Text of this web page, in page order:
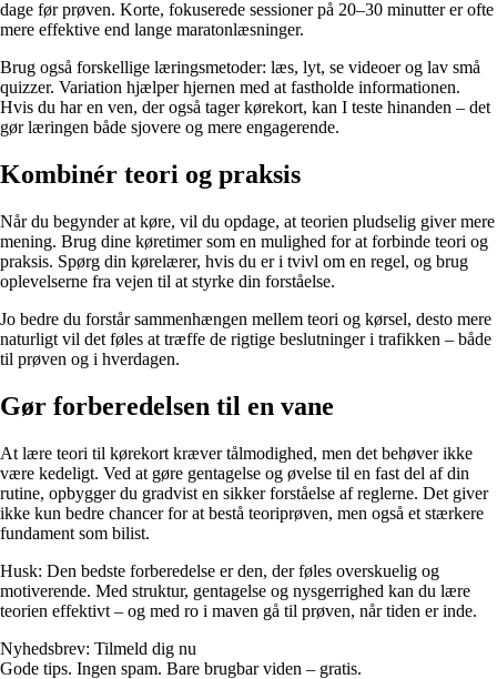
dage før prøven. Korte, fokuserede sessioner på 20–30 minutter er ofte
mere effektive end lange maratonlæsninger.
Brug også forskellige læringsmetoder: læs, lyt, se videoer og lav små
quizzer. Variation hjælper hjernen med at fastholde informationen.
Hvis du har en ven, der også tager kørekort, kan I teste hinanden – det
gør læringen både sjovere og mere engagerende.
Kombinér teori og praksis
Når du begynder at køre, vil du opdage, at teorien pludselig giver mere
mening. Brug dine køretimer som en mulighed for at forbinde teori og
praksis. Spørg din kørelærer, hvis du er i tvivl om en regel, og brug
oplevelserne fra vejen til at styrke din forståelse.
Jo bedre du forstår sammenhængen mellem teori og kørsel, desto mere
naturligt vil det føles at træffe de rigtige beslutninger i trafikken – både
til prøven og i hverdagen.
Gør forberedelsen til en vane
At lære teori til kørekort kræver tålmodighed, men det behøver ikke
være kedeligt. Ved at gøre gentagelse og øvelse til en fast del af din
rutine, opbygger du gradvist en sikker forståelse af reglerne. Det giver
ikke kun bedre chancer for at bestå teoriprøven, men også et stærkere
fundament som bilist.
Husk: Den bedste forberedelse er den, der føles overskuelig og
motiverende. Med struktur, gentagelse og nysgerrighed kan du lære
teorien effektivt – og med ro i maven gå til prøven, når tiden er inde.
Nyhedsbrev: Tilmeld dig nu
Gode tips. Ingen spam. Bare brugbar viden – gratis.